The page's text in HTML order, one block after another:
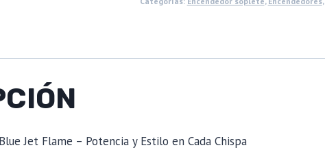
Jet Flame – Potencia y Estilo en Cada Chispa